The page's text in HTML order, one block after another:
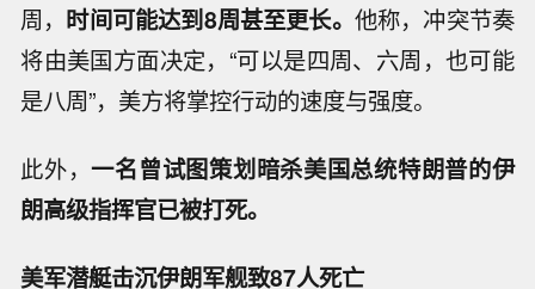
周， 时间可能达到8周甚至更长。 他称，冲突节奏
将由美国方面决定，“可以是四周、六周，也可能
是八周”，美方将掌控行动的速度与强度。
此外，一名曾试图策划暗杀美国总统特朗普的伊
朗高级指挥官已被打死。
美军潜艇击沉伊朗军舰致87人死亡